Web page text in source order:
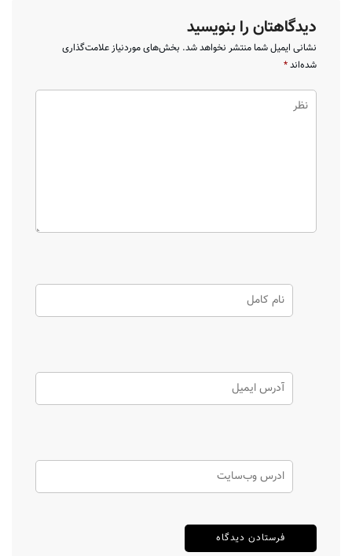
دیدگاهتان را بنویسید
نشانی ایمیل شما منتشر نخواهد شد. بخش‌های موردنیاز علامت‌گذاری
شده‌اند*